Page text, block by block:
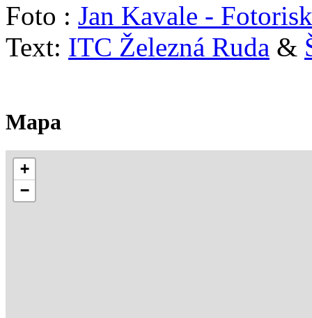
Foto : Jan Kavale - Fotorisk
Text: ITC Železná Ruda &
Mapa